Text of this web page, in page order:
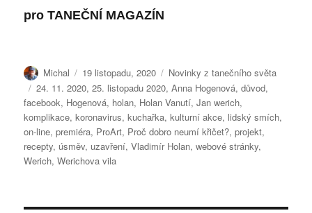
proTANEČNÍ MAGAZÍN
Autor:
Michal Publikováno:
19 listopadu, 2020 Rubriky:
Novinky z tanečního světa
Štítky:
24. 11. 2020,25. listopadu 2020,Anna Hogenová,důvod,
facebook, Hogenová, holan, Holan Vanutí,Jan werich,
komplikace,koronavirus,kuchařka,kulturní akce, lidský smích,
on-line,premiéra, ProArt, Proč dobro neumí křičet?,projekt,
recepty, úsměv, uzavření,Vladimír Holan,webové stránky,
Werich,Werichova vila